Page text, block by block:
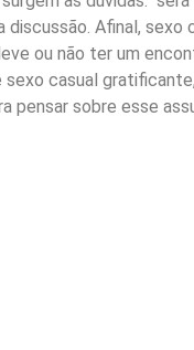
Afinal, sexo
ou não ter um
sexo casual
pensar sobre esse